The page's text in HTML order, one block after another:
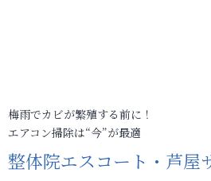
梅雨でカビが繁殖する前に！
エアコン掃除は“今”が最適
整体院エスコート・芦屋